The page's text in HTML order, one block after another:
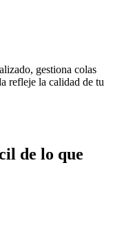
gestiona colas
refleje la calidad de tu
de lo que